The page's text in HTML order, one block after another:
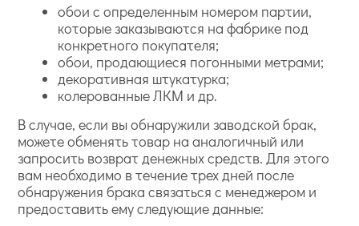
обои с определенным номером партии,
которые заказываются на фабрике под
конкретного покупателя;
обои, продающиеся погонными метрами;
декоративная штукатурка;
колерованные ЛКМ и др.
В случае, если вы обнаружили заводской брак,
можете обменять товар на аналогичный или
запросить возврат денежных средств. Для этого
вам необходимо в течение трех дней после
обнаружения брака связаться с менеджером и
предоставить ему следующие данные: